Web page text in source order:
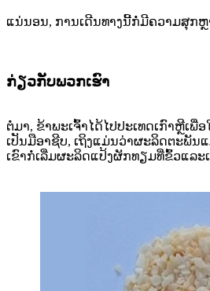
ແນ່ນອນ, ການເດີນທາງນີ້ກໍ່ມີຄວາມສຸກຫຼ
ກ່ຽວກັບພວກເຮົາ
ຕໍ່ມາ, ຂ້າພະເຈົ້າໄດ້ໄປປະເທດເກົາຫຼີ
ເປັນມືອາຊີບ, ເຖິງແມ່ນວ່າຜະລິດຕະພັ
ເຂົາກໍ່ເລີ່ມຜະລິດແປ້ງຜັກທຽມທີ່ຂົ້ວແລ